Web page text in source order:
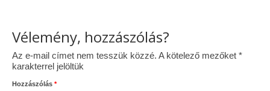
Vélemény, hozzászólás?
Az e-mail címet nem tesszük közzé. A kötelező mezőket *
karakterrel jelöltük
Hozzászólás *